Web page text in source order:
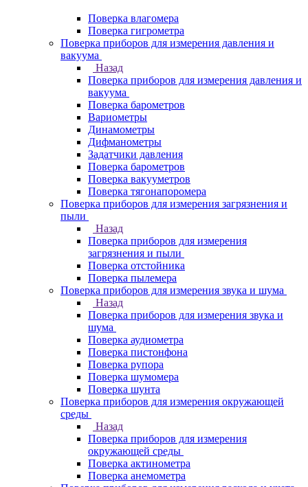
Поверка влагомера
Поверка гигрометра
Поверка приборов для измерения давления и
вакуума
Назад
Поверка приборов для измерения давления и
вакуума
Поверка барометров
Вариометры
Динамометры
Дифманометры
Задатчики давления
Поверка барометров
Поверка вакууметров
Поверка тягонапоромера
Поверка приборов для измерения загрязнения и
пыли
Назад
Поверка приборов для измерения
загрязнения и пыли
Поверка отстойника
Поверка пылемера
Поверка приборов для измерения звука и шума
Назад
Поверка приборов для измерения звука и
шума
Поверка аудиометра
Поверка пистонфона
Поверка рупора
Поверка шумомера
Поверка шунта
Поверка приборов для измерения окружающей
среды
Назад
Поверка приборов для измерения
окружающей среды
Поверка актинометра
Поверка анемометра